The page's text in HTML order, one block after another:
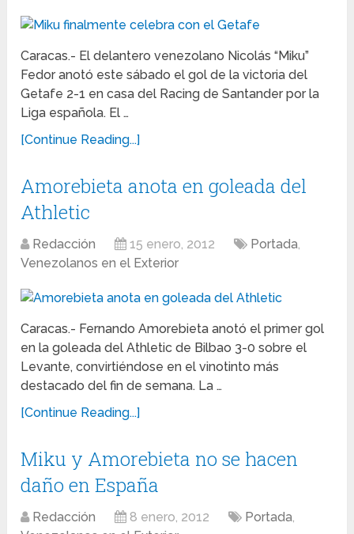
Caracas.- El delantero venezolano Nicolás “Miku”
Fedor anotó este sábado el gol de la victoria del
Getafe 2-1 en casa del Racing de Santander por la
Liga española. El …
[Continue Reading...]
Amorebieta anota en goleada del
Athletic
Redacción 15 enero, 2012 Portada,
Venezolanos en el Exterior
Caracas.- Fernando Amorebieta anotó el primer gol
en la goleada del Athletic de Bilbao 3-0 sobre el
Levante, convirtiéndose en el vinotinto más
destacado del fin de semana. La …
[Continue Reading...]
Miku y Amorebieta no se hacen
daño en España
Redacción 8 enero, 2012 Portada,